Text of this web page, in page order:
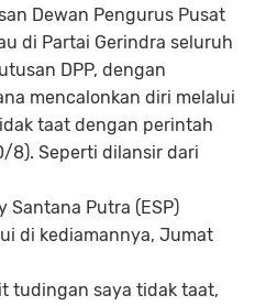
Dewan Pengurus Pusat
di Partai Gerindra seluruh
DPP, dengan
mencalonkan diri melalui
taat dengan perintah
8). Seperti dilansir dari
Santana Putra (ESP)
di kediamannya, Jumat
tudingan saya tidak taat,